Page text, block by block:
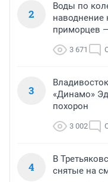
2
Воды по
наводнение
приморцев
3 671
3
«Динамо»
похорон
3 002
4
В
снятые на